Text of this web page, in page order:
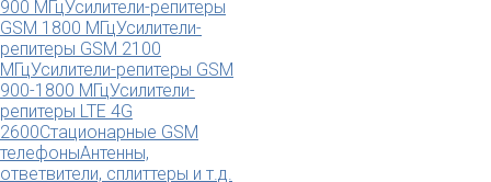
900 МГцУсилители-репитеры
GSM 1800 МГцУсилители-
репитеры GSM 2100
МГцУсилители-репитеры GSM
900-1800 МГцУсилители-
репитеры LTE 4G
2600Стационарные GSM
телефоныАнтенны,
ответвители, сплиттеры и т.д.